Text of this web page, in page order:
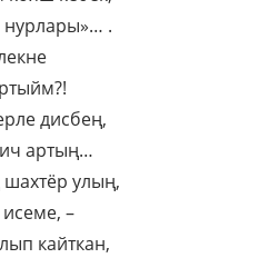
.
дисбең,
артың…
улың,
–
кайткан,